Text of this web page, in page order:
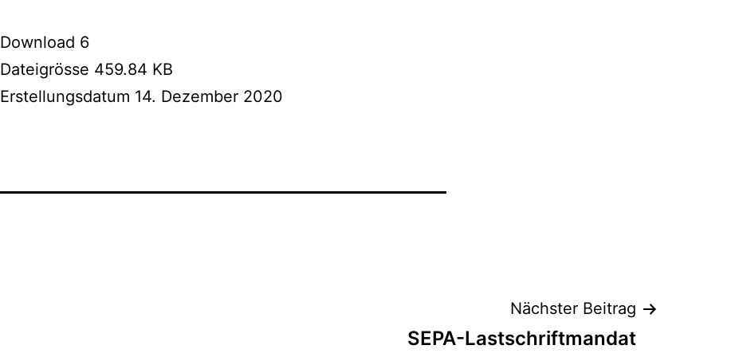
Download 6
Dateigrösse 459.84 KB
Erstellungsdatum 14. Dezember 2020
Nächster Beitrag
SEPA-Lastschriftmandat